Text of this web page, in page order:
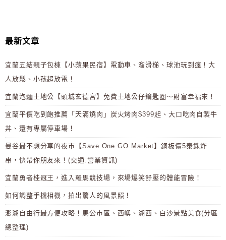
最新文章
宜蘭五結親子包棟【小蘋果民宿】電動車、溜滑梯、球池玩到瘋！大
人放鬆、小孩超放電！
宜蘭泡麵土地公【頭城玄德宮】免費土地公仔鑰匙圈～財富幸福來！
宜蘭平價吃到飽推薦「天滿燒肉」炭火烤肉$399起、大口吃肉自製牛
丼、還有專屬停車場！
曼谷最不想分享的夜市【Save One GO Market】銅板價5泰銖炸
串，快帶你朋友來！(交通.營業資訊)
宜蘭勇者桂冠王，進入羅馬競技場，來場爆笑舒壓的體能冒險！
如何調整手機相機，拍出驚人的風景照！
澎湖自由行最方便攻略！馬公市區、西嶼、湖西、白沙景點美食(分區
總整理)